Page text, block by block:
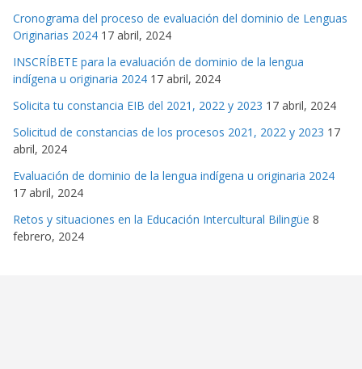
Cronograma del proceso de evaluación del dominio de Lenguas
Originarias 2024 17 abril, 2024
INSCRÍBETE para la evaluación de dominio de la lengua
indígena u originaria 2024 17 abril, 2024
Solicita tu constancia EIB del 2021, 2022 y 2023 17 abril, 2024
Solicitud de constancias de los procesos 2021, 2022 y 2023 17
abril, 2024
Evaluación de dominio de la lengua indígena u originaria 2024
17 abril, 2024
Retos y situaciones en la Educación Intercultural Bilingüe 8
febrero, 2024